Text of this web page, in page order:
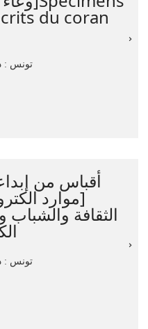
du coran
تونس‏ :
أقباس من
[موارد
الثقافة والشباب
تونس :